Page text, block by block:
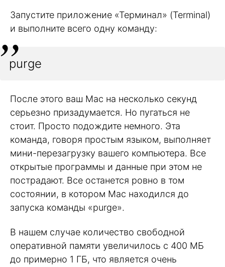
Запустите приложение «Терминал» (Terminal)
и выполните всего одну команду:
purge
После этого ваш Мас на несколько секунд
серьезно призадумается. Но пугаться не
стоит. Просто подождите немного. Эта
команда, говоря простым языком, выполняет
мини-перезагрузку вашего компьютера. Все
открытые программы и данные при этом не
пострадают. Все останется ровно в том
состоянии, в котором Мас находился до
запуска команды «purge».
В нашем случае количество свободной
оперативной памяти увеличилось с 400 МБ
до примерно 1 ГБ, что является очень